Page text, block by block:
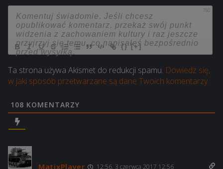
750
{} [+]
Ta strona używa Akismet do redukcji spamu. Dowiedz się,
w jaki sposób przetwarzane są dane Twoich komentarzy.
108 KOMENTARZY
MatixPlayer 12:56, 3 czerwca 2017 12:56